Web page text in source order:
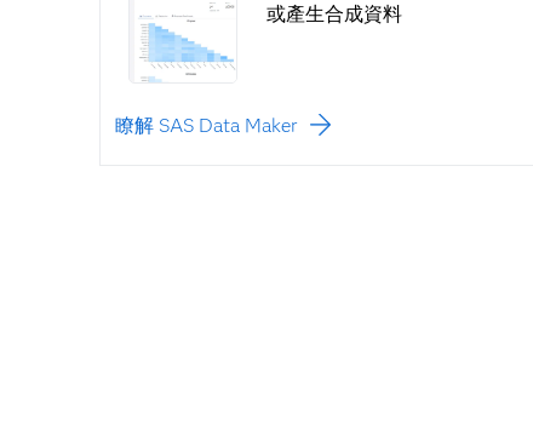
或產生合成資料
瞭解 SAS Data Maker